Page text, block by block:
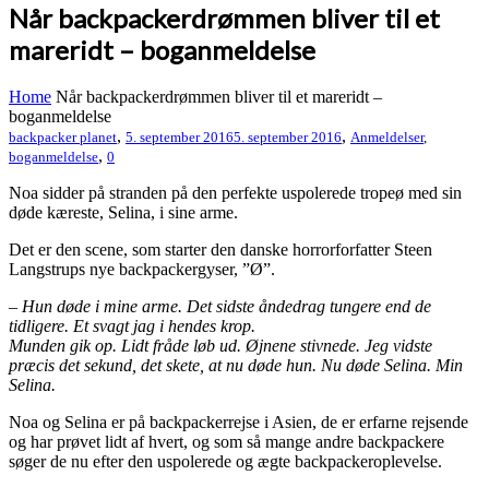
Når backpackerdrømmen bliver til et
mareridt – boganmeldelse
Home Når backpackerdrømmen bliver til et mareridt –
boganmeldelse
backpacker planet, 5. september 20165. september 2016, Anmeldelser,
boganmeldelse, 0
Noa sidder på stranden på den perfekte uspolerede tropeø med sin
døde kæreste, Selina, i sine arme.
Det er den scene, som starter den danske horrorforfatter Steen
Langstrups nye backpackergyser, ”Ø”.
– Hun døde i mine arme. Det sidste åndedrag tungere end de
tidligere. Et svagt jag i hendes krop.
Munden gik op. Lidt fråde løb ud. Øjnene stivnede. Jeg vidste
præcis det sekund, det skete, at nu døde hun. Nu døde Selina. Min
Selina.
Noa og Selina er på backpackerrejse i Asien, de er erfarne rejsende
og har prøvet lidt af hvert, og som så mange andre backpackere
søger de nu efter den uspolerede og ægte backpackeroplevelse.